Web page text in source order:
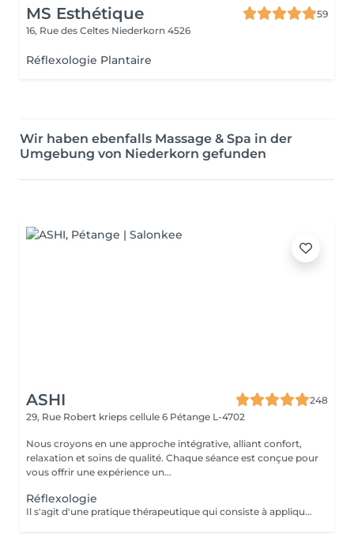
MS Esthétique
59
16, Rue des Celtes Niederkorn 4526
Réflexologie Plantaire
Wir haben ebenfalls Massage & Spa in der
Umgebung von Niederkorn gefunden
ASHI
248
29, Rue Robert krieps cellule 6 Pétange L-4702
Nous croyons en une approche intégrative, alliant confort,
relaxation et soins de qualité. Chaque séance est conçue pour
vous offrir une expérience un...
Réflexologie
Il s'agit d'une pratique thérapeutique qui consiste à appliquer une pression sur des points spécifiques des pieds. On pense que ces points correspondent à différents organes et systèmes du corps, favorisant la relaxation et soulageant les tensions.